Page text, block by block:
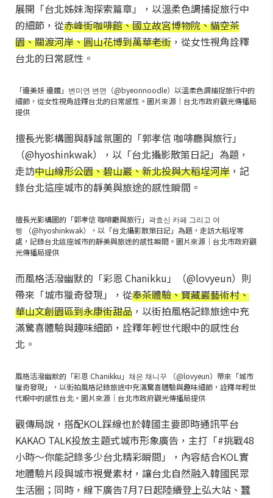
展開「台北姊妹淘探索篇章」，以溫柔色調捕捉旅行中
的細節，從赤峰街咖啡館、國立故宮博物院、貓空茶
園、關渡河岸、圓山花博到萬華老街 ，從女性視角詮釋
台北的日常感性。
「邊美妍 邊麵」변미연 변면（@byeonnoodle）以溫柔色調捕捉旅行中的
細節，從女性視角詮釋台北的日常感性。圖片來源｜台北市政府觀光傳播局
提供
擅長光影構圖與靜謐氛圍的「郭孝信 咖啡廳與旅行」
（@hyoshinkwak），以「台北攝影散策日記」為題，
走訪中山線形公園、碧山巖、新北投與大稻埕河岸 ，記
錄台北這座城市的靜美與旅途的感性瞬間。
擅長光影構圖的「郭孝信 咖啡廳與旅行」곽효신 카페 그리고 여
행 （@hyoshinkwak），以「台北攝影散策日記」為題，走訪大稻埕等
處，記錄台北這座城市的靜美與旅途的感性瞬間。圖片來源｜台北市政府觀
光傳播局提供
而風格活潑幽默的「彩恩 Chanikku」（@lovyeun）則
帶來「城市獵奇發現」，從奉茶體驗、寶藏巖藝術村、
華山文創園區到永康街甜品 ，以街拍風格記錄旅途中充
滿驚喜體驗與趣味細節，詮釋年輕世代眼中的感性台
北。
風格活潑幽默的「彩恩 Chanikku」채은 채니꾸 （@lovyeun）帶來「城市
獵奇發現」，以街拍風格記錄旅途中充滿驚喜體驗與趣味細節，詮釋年輕世
代眼中的感性台北。圖片來源｜台北市政府觀光傳播局提供
觀傳局說，搭配KOL踩線也於韓國主要即時通訊平台
KAKAO TALK投放主題式城市形象廣告，主打「#挑戰48
小時～你能記錄多少台北精彩瞬間」，內容結合KOL實
地體驗片段與城市視覺素材，讓台北自然融入韓國民眾
生活圈；同時，線下廣告7月7日起陸續登上弘大站、蠶